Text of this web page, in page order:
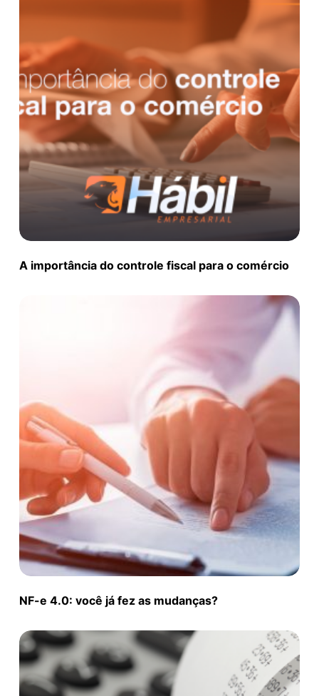
A importância do controle fiscal para o comércio
NF-e 4.0: você já fez as mudanças?